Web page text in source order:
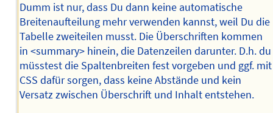
Dumm ist nur, dass Du dann keine automatische
Breitenaufteilung mehr verwenden kannst, weil Du die
Tabelle zweiteilen musst. Die Überschriften kommen
in <summary> hinein, die Datenzeilen darunter. D.h. du
müsstest die Spaltenbreiten fest vorgeben und ggf. mit
CSS dafür sorgen, dass keine Abstände und kein
Versatz zwischen Überschrift und Inhalt entstehen.